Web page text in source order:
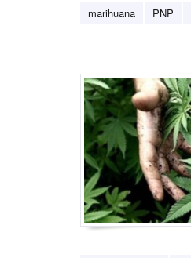
marihuana PNP